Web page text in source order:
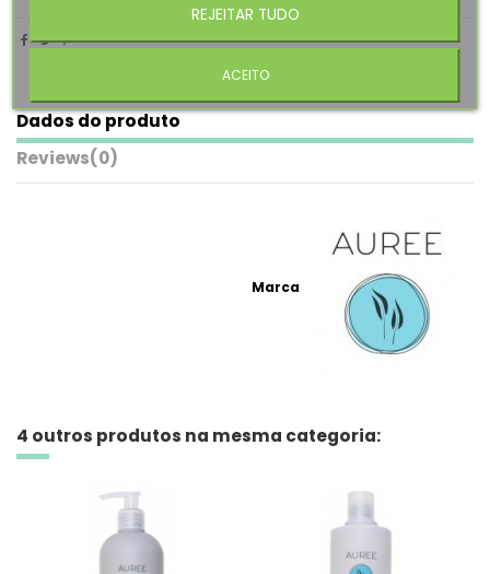
Dados do produto
Reviews(0)
Marca
4 outros produtos na mesma categoria:
REJEITAR TUDO
ACEITO